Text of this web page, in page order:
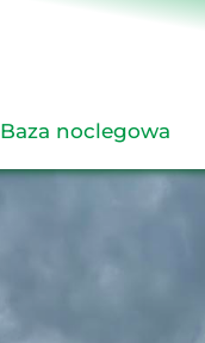
Baza noclegowa